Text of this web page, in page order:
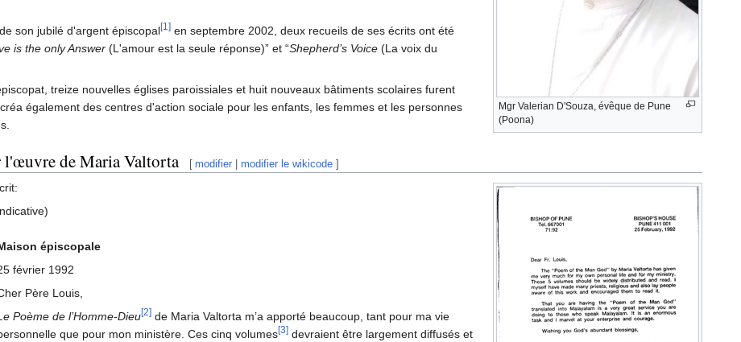
Mgr Valerian D'Souza, évêque de Pune
(Poona)
son jubilé d'argent épiscopal[1] en septembre 2002, deux recueils de ses écrits ont été
is the only Answer (L'amour est la seule réponse)” et “Shepherd’s Voice (La voix du
treize nouvelles églises paroissiales et huit nouveaux bâtiments scolaires furent
également des centres d'action sociale pour les enfants, les femmes et les personnes
l'œuvre de Maria Valtorta [ modifier |modifier le wikicode ]
épiscopale
février 1992
Père Louis,
Poème de l’Homme-Dieu[2] de Maria Valtorta m’a apporté beaucoup, tant pour ma vie
que pour mon ministère. Ces cinq volumes[3] devraient être largement diffusés et